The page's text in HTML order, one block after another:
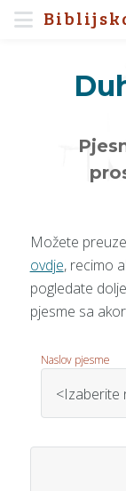
Možete
ovdje, recimo
pogledate
pjesme sa
Naslov pjesme